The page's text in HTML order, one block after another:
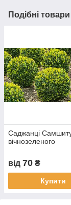
Подібні
Саджанці
вічнозеленого
від 70 ₴
Купити